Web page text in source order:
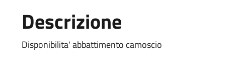
Descrizione
Disponibilita' abbattimento camoscio